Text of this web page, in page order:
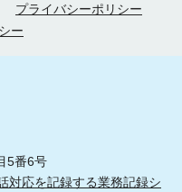
プライバシーポリシー
ー
5番6号
対応を記録する業務記録シ